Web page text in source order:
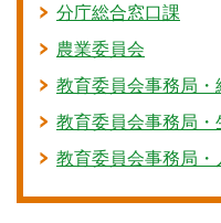
分庁総合窓口課
農業委員会
教育委員会事務局・
教育委員会事務局・
教育委員会事務局・